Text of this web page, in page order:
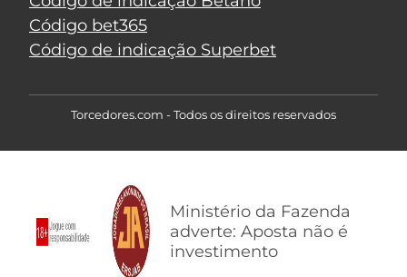
Código bet365
Código de indicação Superbet
Torcedores.com - Todos os direitos reservados
Ministério da Fazenda
adverte: Aposta não é
investimento